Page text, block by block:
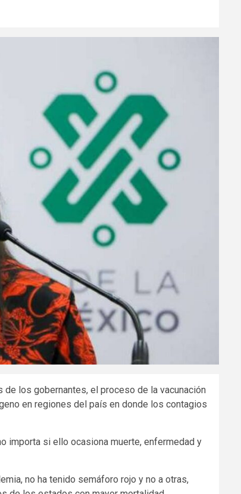
los gobernantes, el proceso de la vacunación
en regiones del país en donde los contagios
importa si ello ocasiona muerte, enfermedad y
no ha tenido semáforo rojo y no a otras,